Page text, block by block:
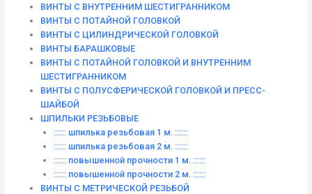
ВИНТЫ С ВНУТРЕННИМ ШЕСТИГРАННИКОМ
ВИНТЫ С ПОТАЙНОЙ ГОЛОВКОЙ
ВИНТЫ С ЦИЛИНДРИЧЕСКОЙ ГОЛОВКОЙ
ВИНТЫ БАРАШКОВЫЕ
ВИНТЫ С ПОТАЙНОЙ ГОЛОВКОЙ И ВНУТРЕННИМ
ШЕСТИГРАННИКОМ
ВИНТЫ С ПОЛУСФЕРИЧЕСКОЙ ГОЛОВКОЙ И ПРЕСС-
ШАЙБОЙ
ШПИЛЬКИ РЕЗЬБОВЫЕ
:::::: шпилька резьбовая 1 м. ::::::
:::::: шпилька резьбовая 2 м. ::::::
:::::: повышенной прочности 1 м. ::::::
:::::: повышенной прочности 2 м. ::::::
ВИНТЫ C МЕТРИЧЕСКОЙ РЕЗЬБОЙ